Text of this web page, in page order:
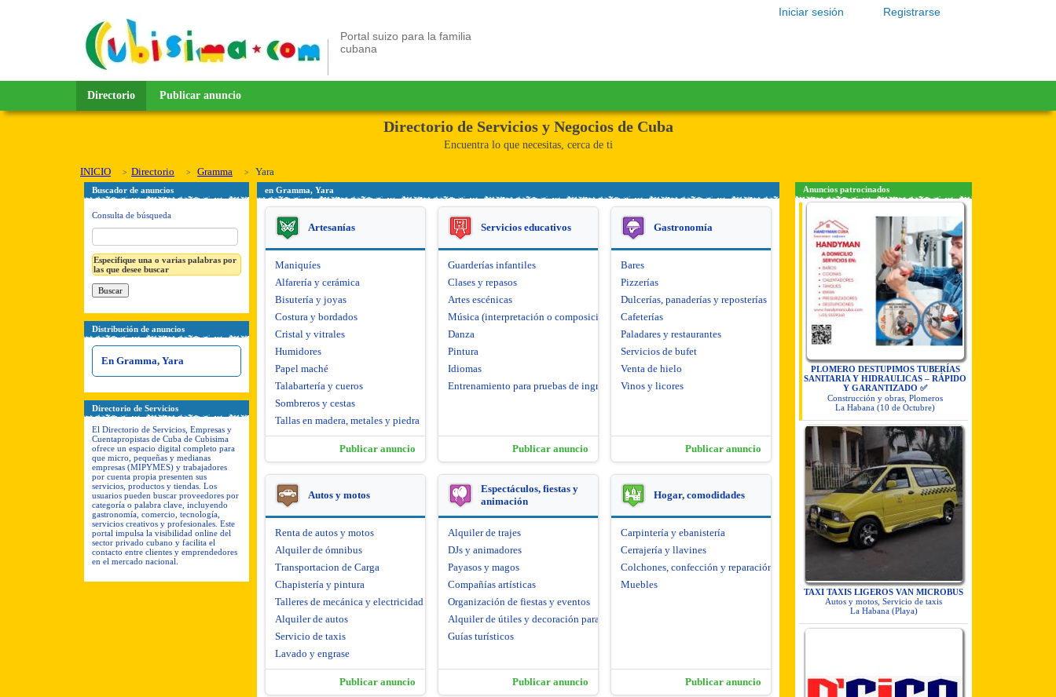
Registrarse
Iniciar sesión
Portal suizo para la familia
cubana
Directorio Publicar anuncio
Directorio de Servicios y Negocios de Cuba
Encuentra lo que necesitas, cerca de ti
INICIO Directorio Gramma Yara
Buscador de anuncios
Consulta de búsqueda
Especifique una o varias palabras por
las que desee buscar
Distribución de anuncios
En Gramma, Yara
Directorio de Servicios
El Directorio de Servicios, Empresas y
Cuentapropistas de Cuba de Cubisima
ofrece un espacio digital completo para
que micro, pequeñas y medianas
empresas (MIPYMES) y trabajadores
por cuenta propia presenten sus
servicios, productos y tiendas. Los
usuarios pueden buscar proveedores por
categoría o palabra clave, incluyendo
gastronomía, comercio, tecnología,
servicios creativos y profesionales. Este
portal impulsa la visibilidad online del
sector privado cubano y facilita el
contacto entre clientes y emprendedores
en el mercado nacional.
en Gramma, Yara
Artesanías
Maniquíes
Alfarería y cerámica
Bisutería y joyas
Costura y bordados
Cristal y vitrales
Humidores
Papel maché
Talabartería y cueros
Sombreros y cestas
Tallas en madera, metales y piedra
Publicar anuncio
Servicios educativos
Guarderías infantiles
Clases y repasos
Artes escénicas
Música (interpretación o composición)
Danza
Pintura
Idiomas
Entrenamiento para pruebas de ingreso
Publicar anuncio
Gastronomía
Bares
Pizzerías
Dulcerías, panaderías y reposterías
Cafeterías
Paladares y restaurantes
Servicios de bufet
Venta de hielo
Vinos y licores
Publicar anuncio
Autos y motos
Renta de autos y motos
Alquiler de ómnibus
Transportacion de Carga
Chapistería y pintura
Talleres de mecánica y electricidad
Alquiler de autos
Servicio de taxis
Lavado y engrase
Publicar anuncio
Espectáculos, fiestas y
animación
Alquiler de trajes
DJs y animadores
Payasos y magos
Compañías artísticas
Organización de fiestas y eventos
Alquiler de útiles y decoración para fiestas
Guías turísticos
Publicar anuncio
Hogar, comodidades
Carpintería y ebanistería
Cerrajería y llavines
Colchones, confección y reparación de
Muebles
Publicar anuncio
Anuncios patrocinados
PLOMERO DESTUPIMOS TUBERÍAS
SANITARIA Y HIDRAULICAS – RÁPIDO
Y GARANTIZADO ✅
Construcción y obras, Plomeros
La Habana (10 de Octubre)
TAXI TAXIS LIGEROS VAN MICROBUS
Autos y motos, Servicio de taxis
La Habana (Playa)